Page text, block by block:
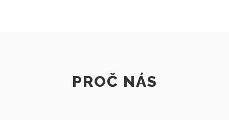
PROČ NÁS